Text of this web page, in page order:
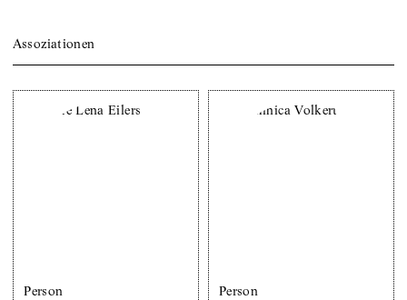
Assoziationen
Person Person